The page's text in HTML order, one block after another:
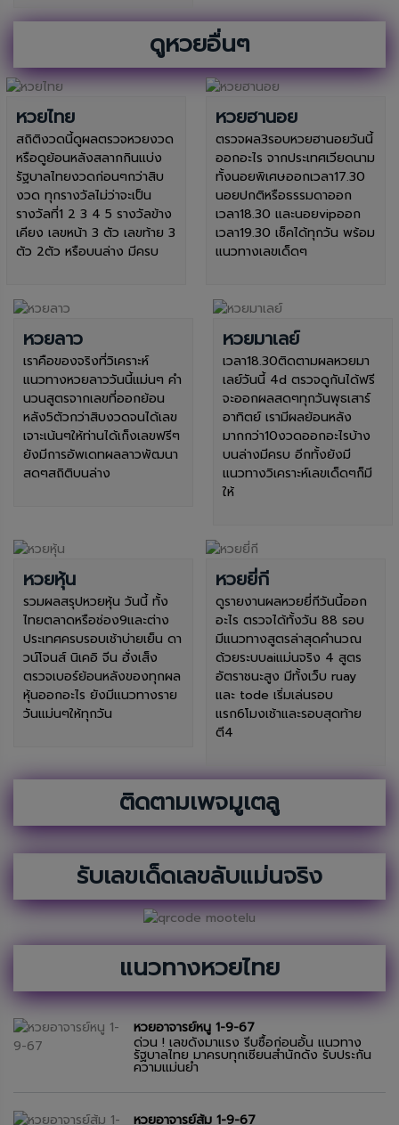
ดูหวยอื่นๆ
หวยไทย
สถิติงวดนี้ดูผลตรวจหวยงวด
หรือดูย้อนหลังสลากกินแบ่ง
รัฐบาลไทยงวดก่อนๆกว่าสิบ
งวด ทุกรางวัลไม่ว่าจะเป็น
รางวัลที่1 2 3 4 5 รางวัลข้าง
เคียง เลขหน้า 3 ตัว เลขท้าย 3
ตัว 2ตัว หรือบนล่าง มีครบ
หวยฮานอย
ตรวจผล3รอบหวยฮานอยวันนี้
ออกอะไร จากประเทศเวียดนาม
ทั้งนอยพิเศษออกเวลา17.30
นอยปกติหรือธรรมดาออก
เวลา18.30 และนอยvipออก
เวลา19.30 เช็คได้ทุกวัน พร้อม
แนวทางเลขเด็ดๆ
หวยลาว
เราคือของจริงที่วิเคราะห์
แนวทางหวยลาววันนี้แม่นๆ คำ
นวนสูตรจากเลขที่ออกย้อน
หลัง5ตัวกว่าสิบงวดจนได้เลข
เจาะเน้นๆให้ท่านได้เก็งเลขฟรีๆ
ยังมีการอัพเดทผลลาวพัฒนา
สดๆสถิติบนล่าง
หวยมาเลย์
เวลา18.30ติดตามผลหวยมา
เลย์วันนี้ 4d ตรวจดูกันได้ฟรี
จะออกผลสดๆทุกวันพุธเสาร์
อาทิตย์ เรามีผลย้อนหลัง
มากกว่า10งวดออกอะไรบ้าง
บนล่างมีครบ อีกทั้งยังมี
แนวทางวิเคราะห์เลขเด็ดๆก็มี
ให้
หวยหุ้น
รวมผลสรุปหวยหุ้น วันนี้ ทั้ง
ไทยตลาดหรือช่อง9และต่าง
ประเทศครบรอบเช้าบ่ายเย็น ดา
วน์โจนส์ นิเคอิ จีน ฮั่งเส็ง
ตรวจเบอร์ย้อนหลังของทุกผล
หุ้นออกอะไร ยังมีแนวทางราย
วันแม่นๆให้ทุกวัน
หวยยี่กี
ดูรายงานผลหวยยี่กีวันนี้ออก
อะไร ตรวจได้ทั้งวัน 88 รอบ
มีแนวทางสูตรล่าสุดคำนวณ
ด้วยระบบaiแม่นจริง 4 สูตร
อัตราชนะสูง มีทั้งเว็บ ruay
และ tode เริ่มเล่นรอบ
แรก6โมงเช้าและรอบสุดท้าย
ตี4
ติดตามเพจมูเตลู
รับเลขเด็ดเลขลับแม่นจริง
แนวทางหวยไทย
หวยอาจารย์หนู 1-9-67
ด่วน ! เลขดังมาแรง รีบซื้อก่อนอั้น แนวทาง
รัฐบาลไทย มาครบทุกเซียนสำนักดัง รับประกัน
ความแม่นยำ
หวยอาจารย์ส้ม 1-9-67